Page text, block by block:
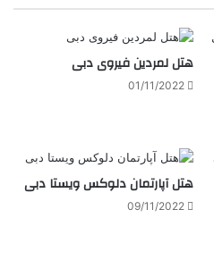
هتل لمردین فیروی دبی
01/11/2022
هتل آپارتمان دلوکس ویستا دبی
09/11/2022